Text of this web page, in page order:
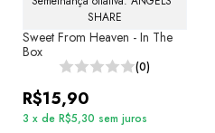
SHARE
Sweet From Heaven - In The
Box
(0)
R$15,90
3 x de R$5,30 sem juros